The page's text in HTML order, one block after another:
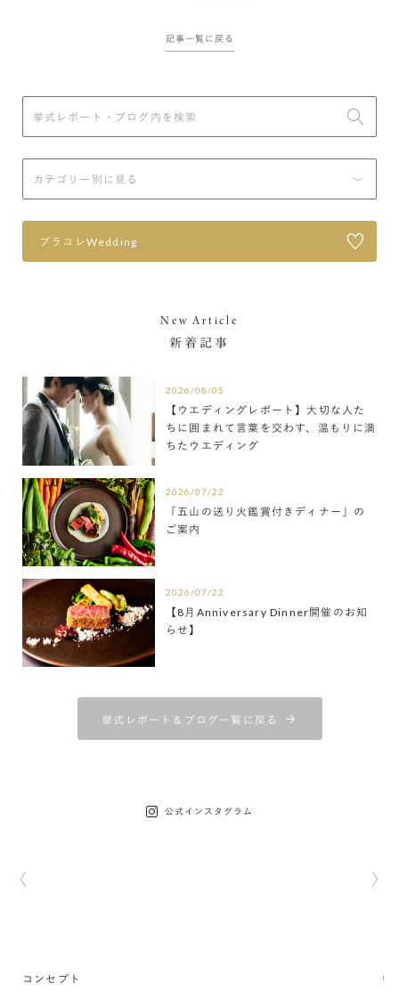
記事一覧に戻る
プラコレWedding
New Article
新着記事
2026/08/05
【ウエディングレポート】大切な人た
ちに囲まれて言葉を交わす、温もりに満
ちたウエディング
2026/07/22
「五山の送り火鑑賞付きディナー」の
ご案内
2026/07/22
【8月Anniversary Dinner開催のお知
らせ】
挙式レポート＆ブログ一覧に戻る
公式インスタグラム
コンセプト